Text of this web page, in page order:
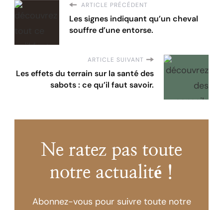
ARTICLE PRÉCÉDENT
Les signes indiquant qu’un cheval
souffre d’une entorse.
ARTICLE SUIVANT
Les effets du terrain sur la santé des
sabots : ce qu’il faut savoir.
Ne ratez pas toute
notre actualité !
Abonnez-vous pour suivre toute notre